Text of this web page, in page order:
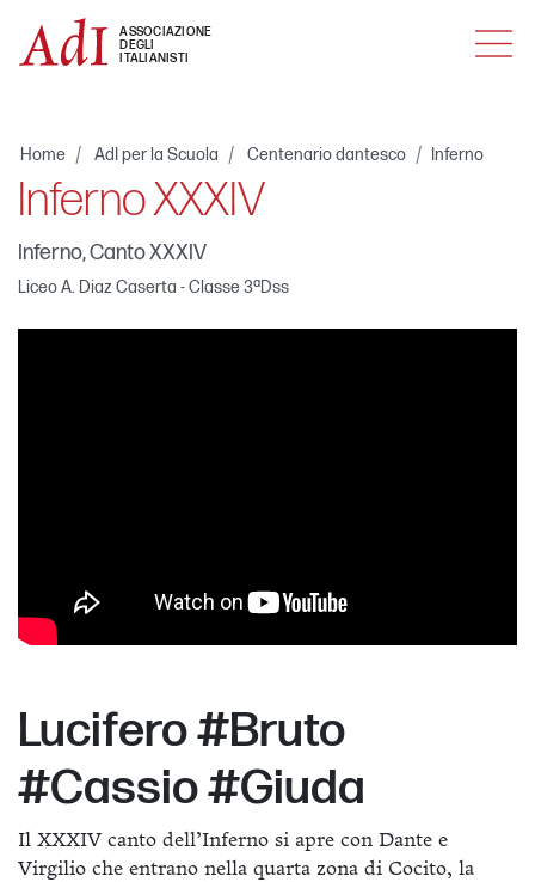
ASSOCIAZIONE
DEGLI
ITALIANISTI
MENU
Home AdI per la Scuola Centenario dantesco Inferno
Inferno XXXIV
Inferno, Canto XXXIV
Liceo A. Diaz Caserta - Classe 3ªDss
Lucifero #Bruto
#Cassio #Giuda
Il XXXIV canto dell’Inferno si apre con Dante e
Virgilio che entrano nella quarta zona di Cocito, la